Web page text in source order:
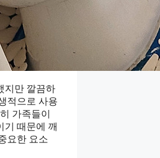
지만 깔끔하
적으로 사용
가족들이
기 때문에 깨
요한 요소